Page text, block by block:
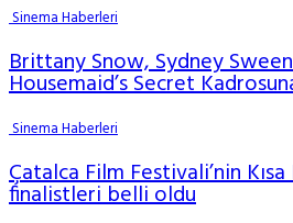
Sinema Haberleri
Brittany Snow, Sydney
Housemaid’s Secret
Sinema Haberleri
Çatalca Film Festivali’nin Kısa
finalistleri belli oldu